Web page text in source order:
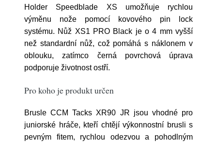
Holder Speedblade XS umožňuje rychlou
výměnu nože pomocí kovového pin lock
systému. Nůž XS1 PRO Black je o 4 mm vyšší
než standardní nůž, což pomáhá s náklonem v
oblouku, zatímco černá povrchová úprava
podporuje životnost ostří.
Pro koho je produkt určen
Brusle CCM Tacks XR90 JR jsou vhodné pro
juniorské hráče, kteří chtějí výkonnostní brusli s
pevným fitem, rychlou odezvou a pohodlným